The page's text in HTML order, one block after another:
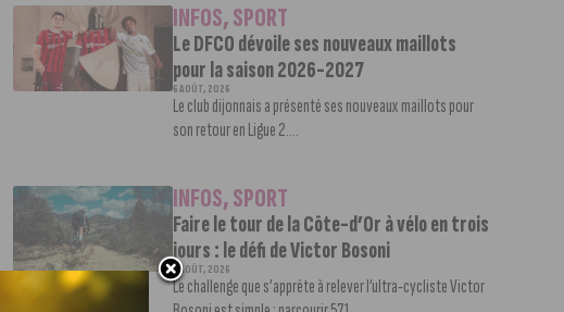
INFOS,SPORT
Le DFCO dévoile ses nouveaux maillots
pour la saison 2026-2027
6 AOÛT, 2026
Le club dijonnais a présenté ses nouveaux maillots pour
son retour en Ligue 2....
INFOS,SPORT
Faire le tour de la Côte-d’Or à vélo en trois
jours : le défi de Victor Bosoni
5 AOÛT, 2026
Le challenge que s’apprête à relever l’ultra-cycliste Victor